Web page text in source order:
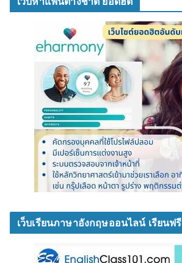
เว็บเรียนภาษาอังกฤษออนไลน์ เรียนฟรี